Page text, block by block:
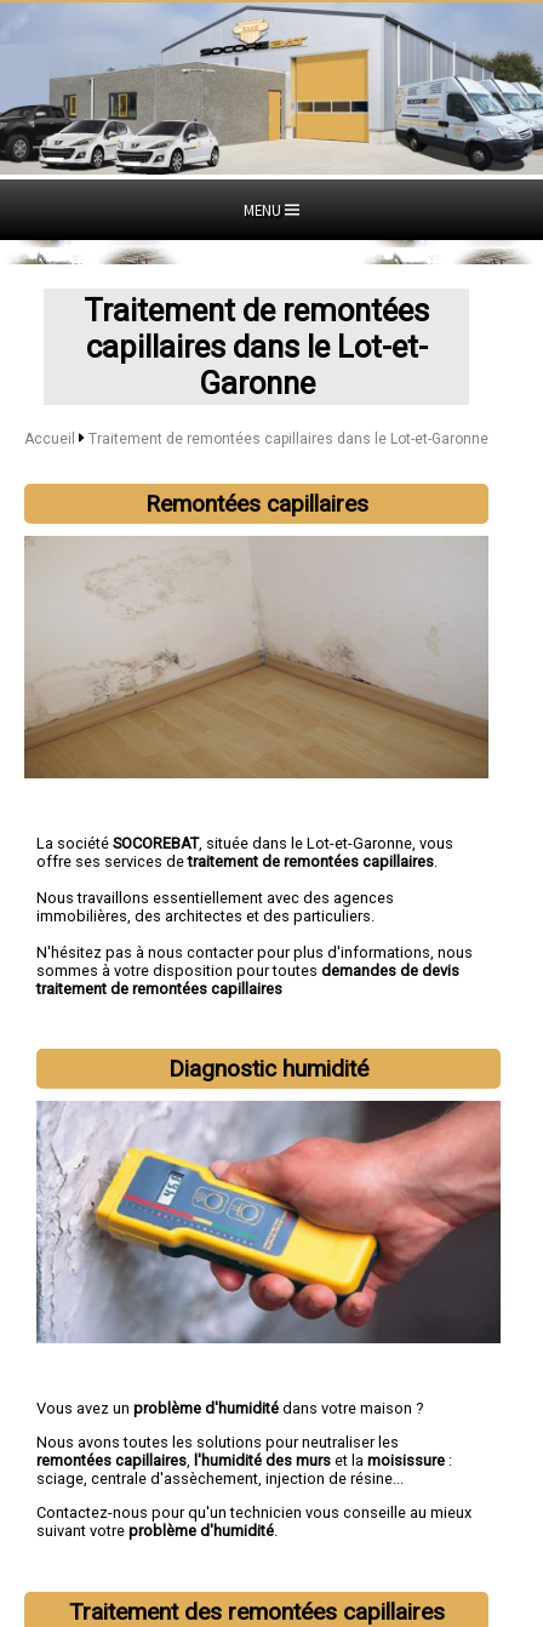
MENU
Traitement de remontées
capillaires dans le Lot-et-
Garonne
Accueil Traitement de remontées capillaires dans le Lot-et-Garonne
Remontées capillaires
La société SOCOREBAT, située dans le Lot-et-Garonne, vous
offre ses services detraitement de remontées capillaires
Nous travaillons essentiellement avec des agences
immobilières, des architectes et des particuliers.
N'hésitez pas à nous contacter pour plus d'informations, nous
sommes à votre disposition pour toutes demandes de devis
traitement de remontées capillaires
Diagnostic humidité
Vous avez un problème d'humidité dans votre maison ?
Nous avons toutes les solutions pour neutraliser les
remontées capillaires l'humidité des murs et la moisissure :
sciage, centrale d'assèchement, injection de résine...
Contactez-nous pour qu'un technicien vous conseille au mieux
suivant votre problème d'humidité
Traitement des remontées capillaires